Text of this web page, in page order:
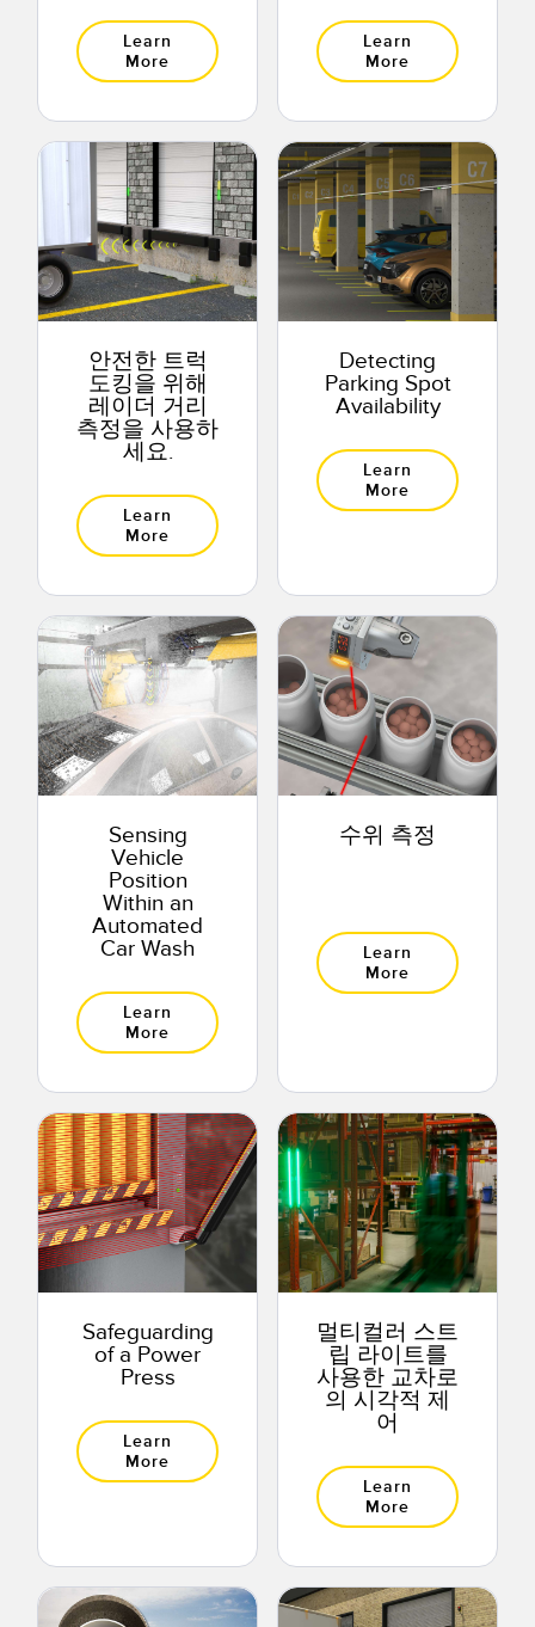
Learn
More
Learn
More
안전한 트럭
도킹을 위해
레이더 거리
측정을 사용하
세요.
Learn
More
Detecting
Parking Spot
Availability
Learn
More
Sensing
Vehicle
Position
Within an
Automated
Car Wash
Learn
More
수위 측정
Learn
More
Safeguarding
of a Power
Press
Learn
More
멀티컬러 스트
립 라이트를
사용한 교차로
의 시각적 제
어
Learn
More